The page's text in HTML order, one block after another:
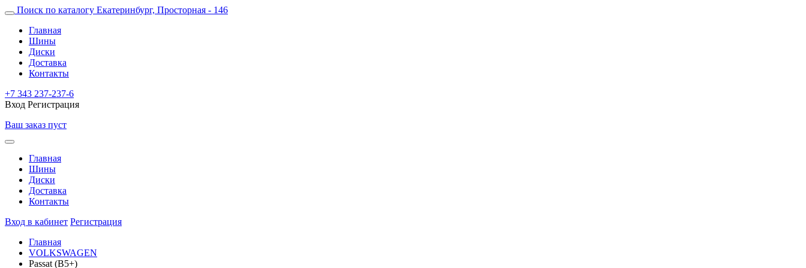
Поиск по каталогу Екатеринбург, Просторная - 146
Главная
Шины
Диски
Доставка
Контакты
+7 343 237-237-6
Вход Регистрация
Ваш заказ пуст
Главная
Шины
Диски
Доставка
Контакты
Вход в кабинет Регистрация
Главная
VOLKSWAGEN
Passat (B5+)